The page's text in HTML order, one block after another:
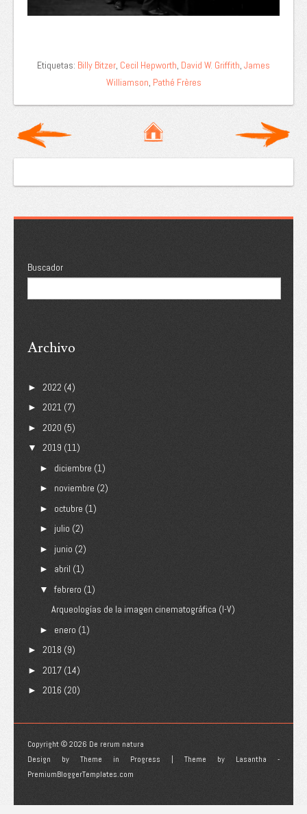
Etiquetas: Billy Bitzer, Cecil Hepworth, David W. Griffith, James
Williamson, Pathé Frères
Buscador
Archivo
► 2022 (4)
► 2021 (7)
► 2020 (5)
▼ 2019 (11)
► diciembre (1)
► noviembre (2)
► octubre (1)
► julio (2)
► junio (2)
► abril (1)
▼ febrero (1)
Arqueologías de la imagen cinematográfica (I-V)
► enero (1)
► 2018 (9)
► 2017 (14)
► 2016 (20)
Copyright ©2026 De rerum natura
Design by Theme in Progress | Theme by Lasantha -
PremiumBloggerTemplates.com